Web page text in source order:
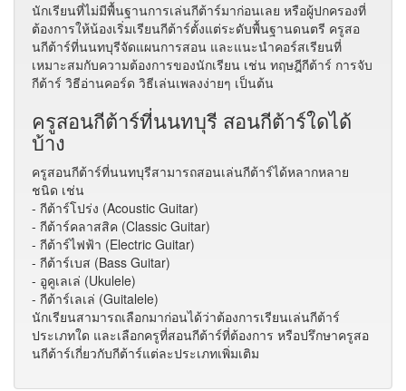
นักเรียนที่ไม่มีพื้นฐานการเล่นกีต้าร์มาก่อนเลย หรือผู้ปกครองที่
ต้องการให้น้องเริ่มเรียนกีต้าร์ตั้งแต่ระดับพื้นฐานดนตรี ครูสอ
นกีต้าร์ที่นนทบุรีจัดแผนการสอน และแนะนำคอร์สเรียนที่
เหมาะสมกับความต้องการของนักเรียน เช่น ทฤษฎีกีต้าร์ การจับ
กีต้าร์ วิธีอ่านคอร์ด วิธีเล่นเพลงง่ายๆ เป็นต้น
ครูสอนกีต้าร์ที่นนทบุรี สอนกีต้าร์ใดได้
บ้าง
ครูสอนกีต้าร์ที่นนทบุรีสามารถสอนเล่นกีต้าร์ได้หลากหลาย
ชนิด เช่น
- กีต้าร์โปร่ง (Acoustic Guitar)
- กีต้าร์คลาสสิค (Classic Guitar)
- กีต้าร์ไฟฟ้า (Electric Guitar)
- กีต้าร์เบส (Bass Guitar)
- อูคูเลเล่ (Ukulele)
- กีต้าร์เลเล่ (Guitalele)
นักเรียนสามารถเลือกมาก่อนได้ว่าต้องการเรียนเล่นกีต้าร์
ประเภทใด และเลือกครูที่สอนกีต้าร์ที่ต้องการ หรือปรึกษาครูสอ
นกีต้าร์เกี่ยวกับกีต้าร์แต่ละประเภทเพิ่มเติม